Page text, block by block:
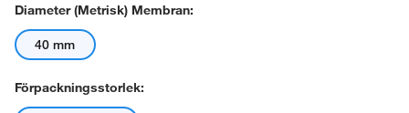
Diameter (metrisk) Membran:
40 mm
Förpackningsstorlek: